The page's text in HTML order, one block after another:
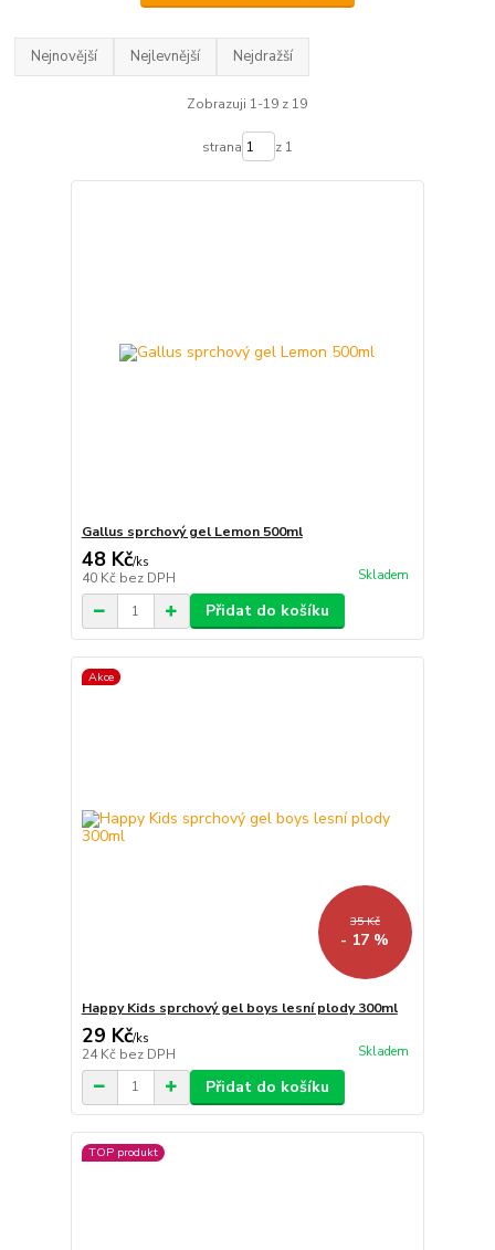
Nejnovější Nejlevnější Nejdražší
Zobrazuji 1-19 z 19
strana z 1
Gallus sprchový gel Lemon 500ml
48 Kč/ks
40 Kč bez DPH Skladem
Přidat do košíku
Akce
35 Kč
- 17 %
Happy Kids sprchový gel boys lesní plody 300ml
29 Kč/ks
24 Kč bez DPH Skladem
Přidat do košíku
TOP produkt